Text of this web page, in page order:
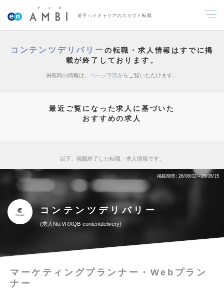
若手ハイキャリアのスカウト転職
コンテンツデリバリーの転職・求人情報はすでに掲
載が終了しております。
掲載時の情報は、 ページ下部からご覧いただけます。
最近ご覧になった求人に基づいた
おすすめの求人
以下、掲載終了した転職・求人情報です。
掲載期間 26/06/02～26/06/15
コンテンツデリバリー
求人No.VRXQB-contentdelivery
マーケティングプランナー・Webプラン
ナー